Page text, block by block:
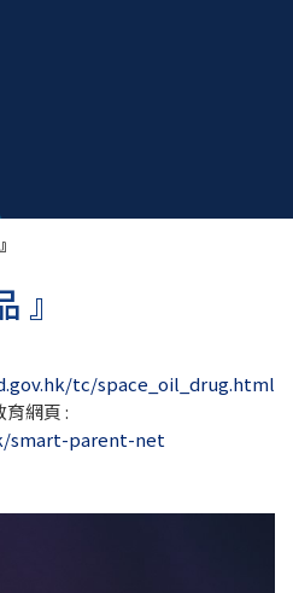
』
tc/space_oil_drug.html
育網頁 :
smart-parent-net